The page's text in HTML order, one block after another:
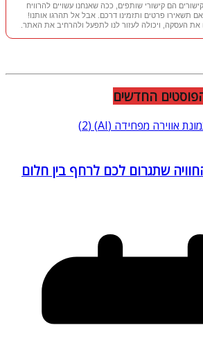
הם קישורי שותפים, ככה שאנחנו עשויים להרוויח
תשאירו פרטים ותזמינו דרכם. אבל אל תהרגו אותנו!
העסקה, ויכולה לעזור לנו לתפעל ולהרחיב את האתר.
החדשים
שתגרום לכם לרחף בין חלום